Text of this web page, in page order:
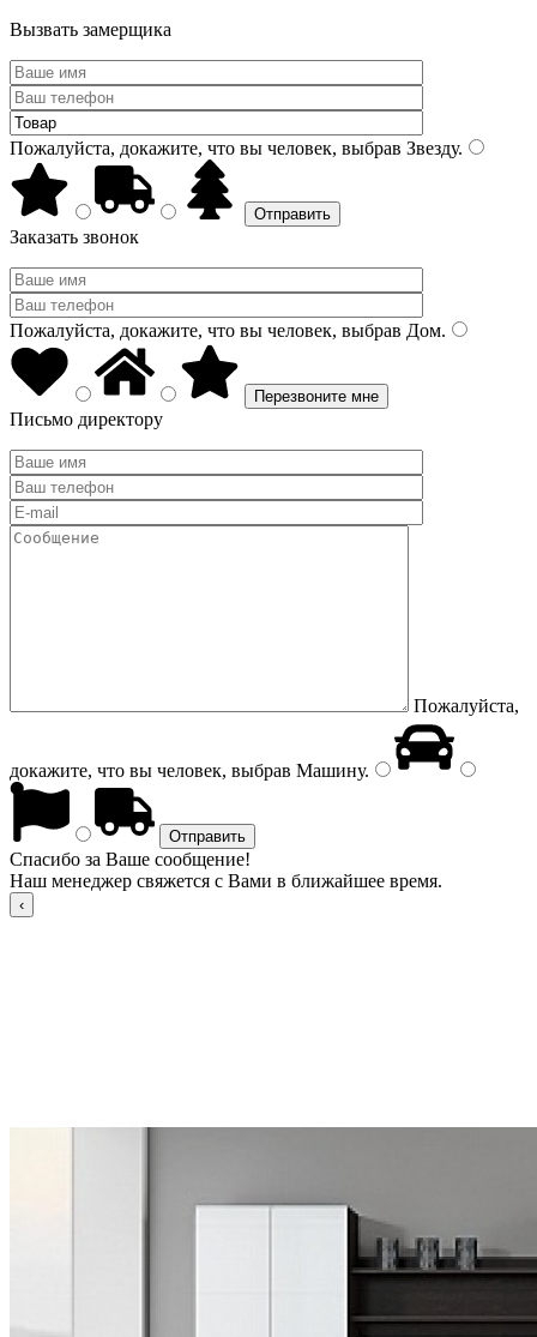
Вызвать замерщика
Пожалуйста, докажите, что вы человек, выбрав Звезду.
Заказать звонок
Пожалуйста, докажите, что вы человек, выбрав Дом.
Письмо директору
Пожалуйста,
докажите, что вы человек, выбрав Машину.
Спасибо за Ваше сообщение!
Наш менеджер свяжется с Вами в ближайшее время.